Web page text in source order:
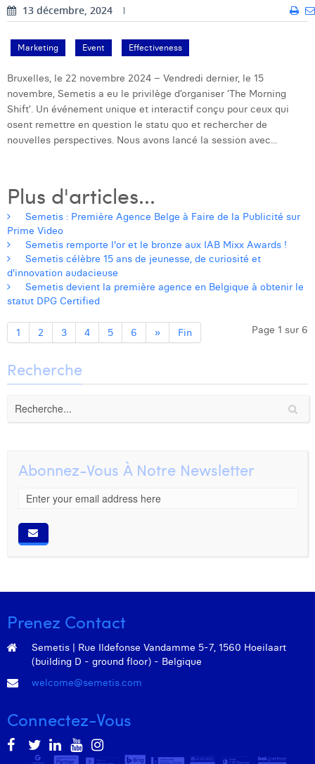
13 décembre, 2024
Marketing Event Effectiveness
Bruxelles, le 22 novembre 2024 – Vendredi dernier, le 15
novembre, Semetis a eu le privilège d’organiser ‘The Morning
Shift’. Un événement unique et interactif conçu pour ceux qui
osent remettre en question le statu quo et rechercher de
nouvelles perspectives. Nous avons lancé la session avec...
Plus d'articles...
Semetis : Première Agence Belge à Faire de la Publicité sur
Prime Video
Semetis remporte l'or et le bronze aux IAB Mixx Awards !
Semetis célèbre 15 ans de jeunesse, de curiosité et
d'innovation audacieuse
Semetis devient la première agence en Belgique à obtenir le
statut DPG Certified
1 2 3 4 5 6 » Fin Page 1 sur 6
Recherche
Abonnez-Vous À Notre Newsletter
Prenez Contact
Semetis | Rue Ildefonse Vandamme 5-7, 1560 Hoeilaart
(building D - ground floor) - Belgique
welcome@semetis.com
Connectez-Vous